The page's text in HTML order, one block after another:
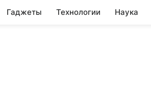
Гаджеты Технологии Наука